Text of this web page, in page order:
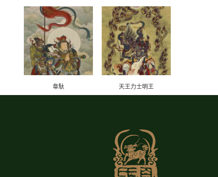
韋馱 天王力士明王